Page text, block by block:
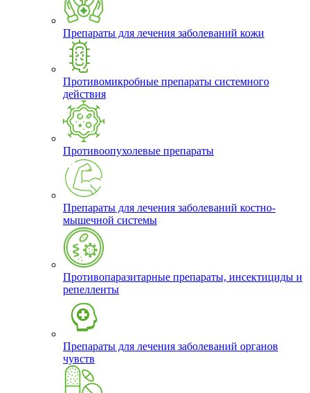
Препараты для лечения заболеваний кожи
Противомикробные препараты системного
действия
Противоопухолевые препараты
Препараты для лечения заболеваний костно-
мышечной системы
Противопаразитарные препараты, инсектициды и
репелленты
Препараты для лечения заболеваний органов
чувств